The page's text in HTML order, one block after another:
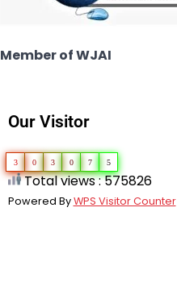
Member of WJAI
Our Visitor
3 0 3 0 7 5
Total views : 575826
Powered ByWPS Visitor Counter